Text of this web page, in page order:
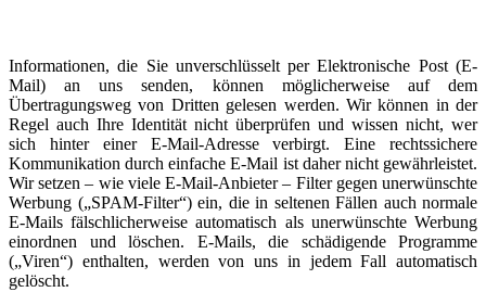
Informationen, die Sie unverschlüsselt per Elektronische Post (E-
Mail) an uns senden, können möglicherweise auf dem
Übertragungsweg von Dritten gelesen werden. Wir können in der
Regel auch Ihre Identität nicht überprüfen und wissen nicht, wer
sich hinter einer E-Mail-Adresse verbirgt. Eine rechtssichere
Kommunikation durch einfache E-Mail ist daher nicht gewährleistet.
Wir setzen – wie viele E-Mail-Anbieter – Filter gegen unerwünschte
Werbung („SPAM-Filter“) ein, die in seltenen Fällen auch normale
E-Mails fälschlicherweise automatisch als unerwünschte Werbung
einordnen und löschen. E-Mails, die schädigende Programme
(„Viren“) enthalten, werden von uns in jedem Fall automatisch
gelöscht.